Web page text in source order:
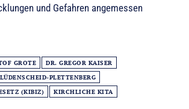
und Gefahren angemessen
GROTE
DR. GREGOR KAISER
PLETTENBERG
(KIBIZ)
KIRCHLICHE KITA